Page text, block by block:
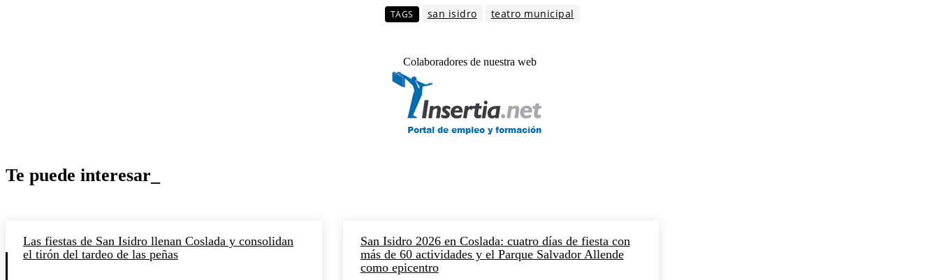
TAGS san isidro teatro municipal
Colaboradores de nuestra web
Te puede interesar_
Las fiestas de San Isidro llenan Coslada y consolidan
el tirón del tardeo de las peñas
San Isidro 2026 en Coslada: cuatro días de fiesta con
más de 60 actividades y el Parque Salvador Allende
como epicentro